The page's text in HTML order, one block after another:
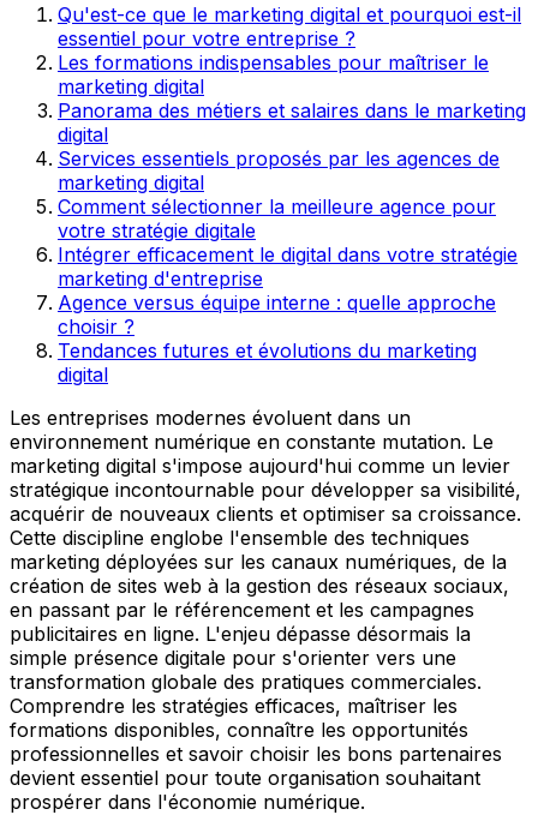
Qu'est-ce que le marketing digital et pourquoi est-il
essentiel pour votre entreprise ?
Les formations indispensables pour maîtriser le
marketing digital
Panorama des métiers et salaires dans le marketing
digital
Services essentiels proposés par les agences de
marketing digital
Comment sélectionner la meilleure agence pour
votre stratégie digitale
Intégrer efficacement le digital dans votre stratégie
marketing d'entreprise
Agence versus équipe interne : quelle approche
choisir ?
Tendances futures et évolutions du marketing
digital
Les entreprises modernes évoluent dans un
environnement numérique en constante mutation. Le
marketing digital s'impose aujourd'hui comme un levier
stratégique incontournable pour développer sa visibilité,
acquérir de nouveaux clients et optimiser sa croissance.
Cette discipline englobe l'ensemble des techniques
marketing déployées sur les canaux numériques, de la
création de sites web à la gestion des réseaux sociaux,
en passant par le référencement et les campagnes
publicitaires en ligne. L'enjeu dépasse désormais la
simple présence digitale pour s'orienter vers une
transformation globale des pratiques commerciales.
Comprendre les stratégies efficaces, maîtriser les
formations disponibles, connaître les opportunités
professionnelles et savoir choisir les bons partenaires
devient essentiel pour toute organisation souhaitant
prospérer dans l'économie numérique.